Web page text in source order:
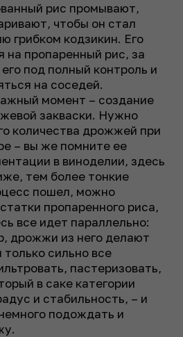
рис промывают,
чтобы он стал
грибком кодзикин. Его
пропаренный рис, за
под полный контроль и
на соседей.
момент – создание
закваски. Нужно
количества дрожжей при
– вы же помните ее
в виноделии, здесь
тем более тонкие
пошел, можно
пропаренного риса,
все идет параллельно:
дрожжи из него делают
сильно все
пастеризовать,
в саке категории
и стабильность, – и
подождать и